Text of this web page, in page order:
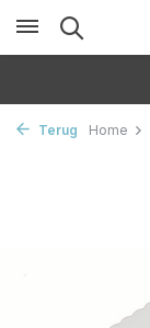
Terug Home